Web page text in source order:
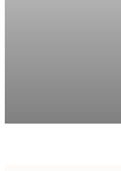
Σετ δύο καμβάδων